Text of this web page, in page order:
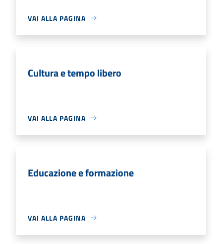
VAI ALLA PAGINA
Cultura e tempo libero
VAI ALLA PAGINA
Educazione e formazione
VAI ALLA PAGINA